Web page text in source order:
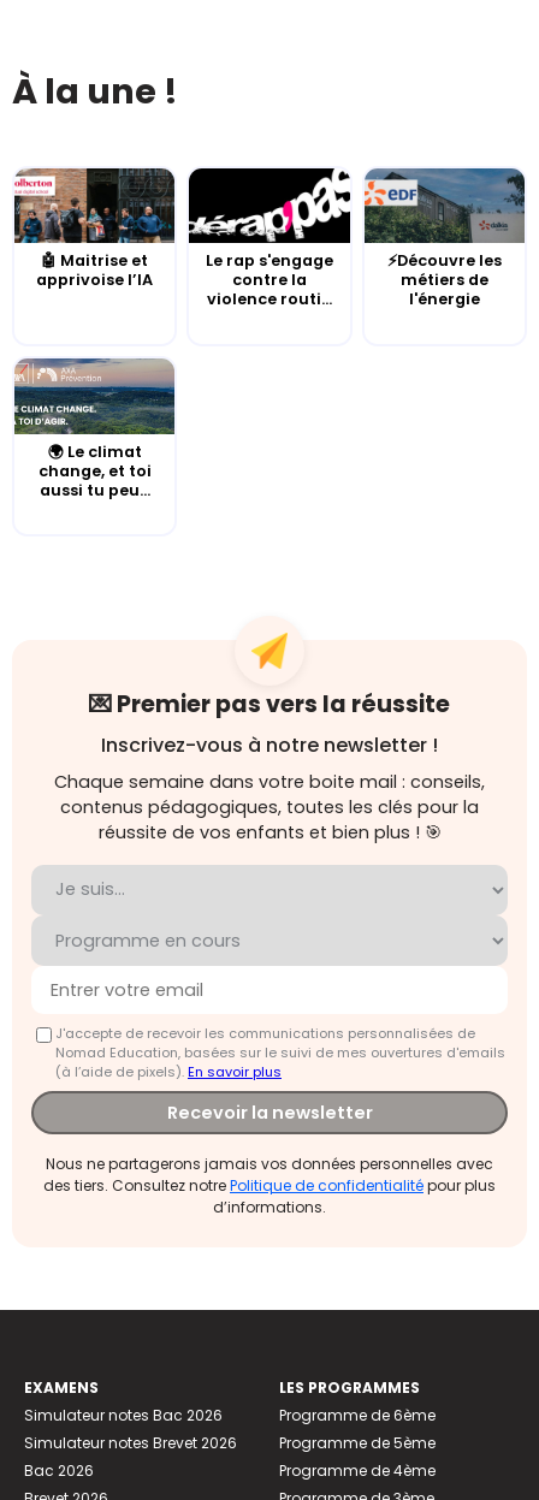
À la une !
🤖 Maitrise et
apprivoise l’IA
Le rap s'engage
contre la
violence routi...
⚡Découvre les
métiers de
l'énergie
🌍 Le climat
change, et toi
aussi tu peu...
💌 Premier pas vers la réussite
Inscrivez-vous à notre newsletter !
Chaque semaine dans votre boite mail : conseils,
contenus pédagogiques, toutes les clés pour la
réussite de vos enfants et bien plus ! 🎯
J'accepte de recevoir les communications personnalisées de
Nomad Education, basées sur le suivi de mes ouvertures d'emails
(à l’aide de pixels).En savoir plus
Recevoir la newsletter
Nous ne partagerons jamais vos données personnelles avec
des tiers. Consultez notrePolitique de confidentialitépour plus
d’informations.
EXAMENS
Simulateur notes Bac 2026
Simulateur notes Brevet 2026
Bac 2026
LES PROGRAMMES
Programme de 6ème
Programme de 5ème
Programme de 4ème